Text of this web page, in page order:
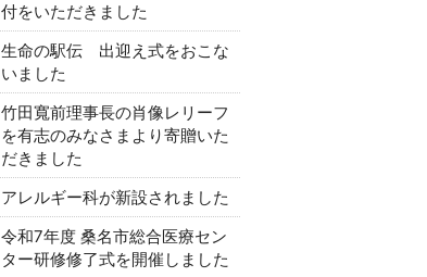
付をいただきました
生命の駅伝 出迎え式をおこな
いました
竹田寬前理事長の肖像レリーフ
を有志のみなさまより寄贈いた
だきました
アレルギー科が新設されました
令和7年度 桑名市総合医療セン
ター研修修了式を開催しました